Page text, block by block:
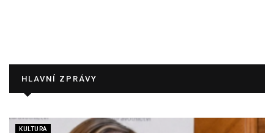
HLAVNÍ ZPRÁVY
KULTURA